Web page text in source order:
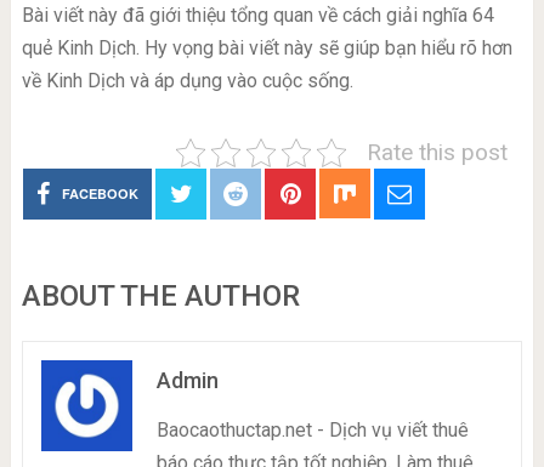
Bài viết này đã giới thiệu tổng quan về cách giải nghĩa 64
quẻ Kinh Dịch. Hy vọng bài viết này sẽ giúp bạn hiểu rõ hơn
về Kinh Dịch và áp dụng vào cuộc sống.
Rate this post
FACEBOOK
ABOUT THE AUTHOR
Admin
Baocaothuctap.net - Dịch vụ viết thuê